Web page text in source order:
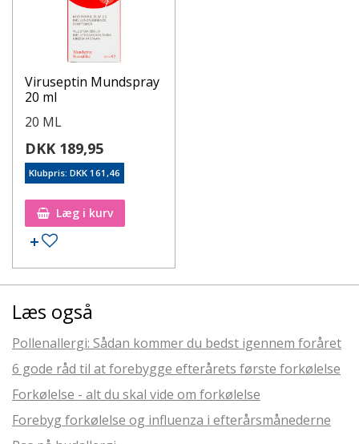
Viruseptin Mundspray
20 ml
20 ML
DKK 189,95
Klubpris: DKK 161,46
Læg i kurv
Læs også
Pollenallergi: Sådan kommer du bedst igennem foråret
6 gode råd til at forebygge efterårets første forkølelse
Forkølelse - alt du skal vide om forkølelse
Forebyg forkølelse og influenza i efterårsmånederne